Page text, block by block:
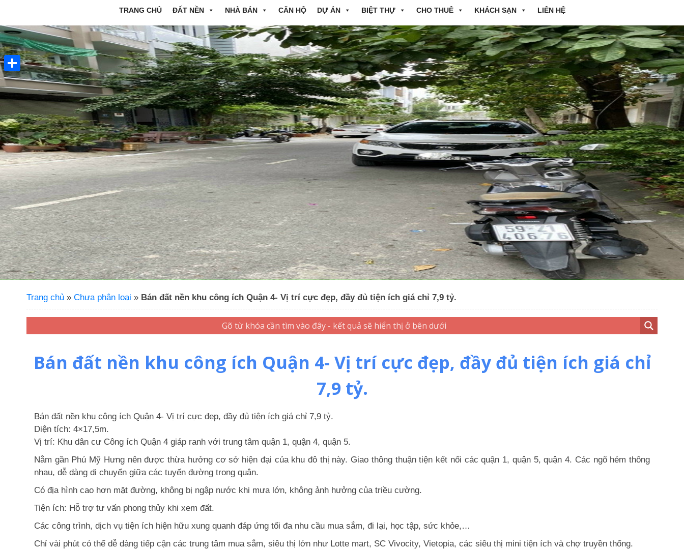
TRANG CHỦ ĐẤT NỀN NHÀ BÁN CĂN HỘ DỰ ÁN BIỆT THỰ CHO THUÊ KHÁCH SẠN LIÊN HỆ
Trang chủ » Chưa phân loại » Bán đất nền khu công ích Quận 4- Vị trí cực đẹp, đầy đủ tiện ích giá chỉ 7,9 tỷ.
Bán đất nền khu công ích Quận 4- Vị trí cực đẹp, đầy đủ tiện ích giá chỉ
7,9 tỷ.
Bán đất nền khu công ích Quận 4- Vị trí cực đẹp, đầy đủ tiện ích giá chỉ 7,9 tỷ.
Diện tích: 4×17,5m.
Vị trí: Khu dân cư Công ích Quận 4 giáp ranh với trung tâm quận 1, quận 4, quận 5.
Nằm gần Phú Mỹ Hưng nên được thừa hưởng cơ sở hiện đại của khu đô thị này. Giao thông thuận tiện kết nối các quận 1, quận 5, quận 4. Các ngõ hẻm thông
nhau, dễ dàng di chuyển giữa các tuyến đường trong quận.
Có địa hình cao hơn mặt đường, không bị ngập nước khi mưa lớn, không ảnh hưởng của triều cường.
Tiện ích: Hỗ trợ tư vấn phong thủy khi xem đất.
Các công trình, dịch vụ tiện ích hiện hữu xung quanh đáp ứng tối đa nhu cầu mua sắm, đi lại, học tập, sức khỏe,…
Chỉ vài phút có thể dễ dàng tiếp cận các trung tâm mua sắm, siêu thị lớn như Lotte mart, SC Vivocity, Vietopia, các siêu thị mini tiện ích và chợ truyền thống.
Share